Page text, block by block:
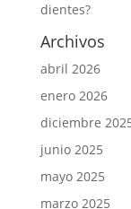
dientes?
Archivos
abril 2026
enero 2026
diciembre
junio 2025
mayo 2025
marzo 2025